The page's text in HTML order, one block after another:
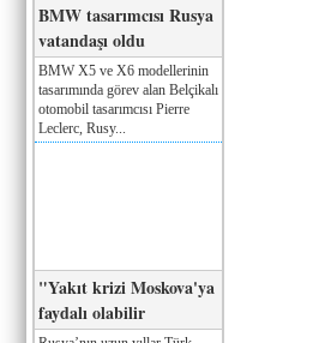
BMW tasarımcısı Rusya
vatandaşı oldu
BMW X5 ve X6 modellerinin
tasarımında görev alan Belçikalı
otomobil tasarımcısı Pierre
Leclerc, Rusy...
"Yakıt krizi Moskova'ya
faydalı olabilir